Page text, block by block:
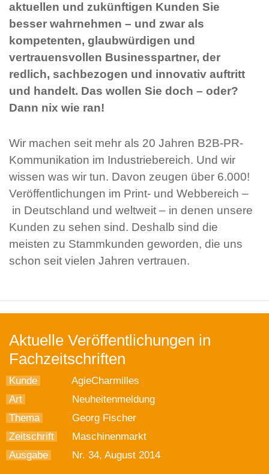
aktuellen und zukünftigen Kunden Sie
besser wahrnehmen – und zwar als
kompetenten, glaubwürdigen und
vertrauensvollen Businesspartner, der
redlich, sachbezogen und innovativ auftritt
und handelt. Das wollen Sie doch – oder?
Dann nix wie ran!
Wir machen seit mehr als 20 Jahren B2B-PR-
Kommunikation im Industriebereich. Und wir
wissen was wir tun. Davon zeugen über 6.000!
Veröffentlichungen im Print- und Webbereich –
in Deutschland und weltweit – in denen unsere
Kunden zu sehen sind. Deshalb sind die
meisten zu Stammkunden geworden, die uns
schon seit vielen Jahren vertrauen.
Aktuelle Veröffentlichungen in
Fachzeitschriften
Kunde
AgieCharmilles
Art
Neuheitenmeldung
Thema
Georg Fischer
Zeitschrift
Maschinenmarkt
Ausgabe
Nr. 34, August 2014